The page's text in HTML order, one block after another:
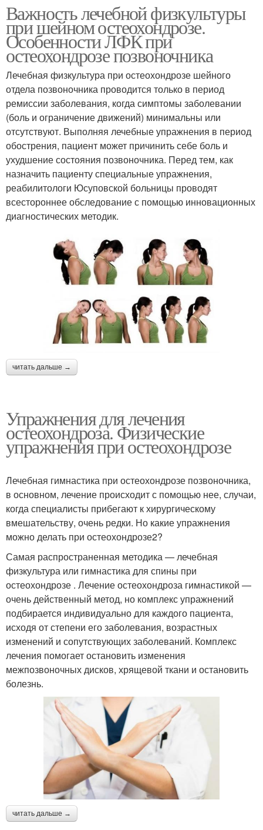
Важность лечебной физкультуры
при шейном остеохондрозе.
Особенности ЛФК при
остеохондрозе позвоночника
Лечебная физкультура при остеохондрозе шейного
отдела позвоночника проводится только в период
ремиссии заболевания, когда симптомы заболевании
(боль и ограничение движений) минимальны или
отсутствуют. Выполняя лечебные упражнения в период
обострения, пациент может причинить себе боль и
ухудшение состояния позвоночника. Перед тем, как
назначить пациенту специальные упражнения,
реабилитологи Юсуповской больницы проводят
всестороннее обследование с помощью инновационных
диагностических методик.
читать дальше →
Упражнения для лечения
остеохондроза. Физические
упражнения при остеохондрозе
Лечебная гимнастика при остеохондрозе позвоночника,
в основном, лечение происходит с помощью нее, случаи,
когда специалисты прибегают к хирургическому
вмешательству, очень редки. Но какие упражнения
можно делать при остеохондрозе2?
Самая распространенная методика — лечебная
физкультура или гимнастика для спины при
остеохондрозе . Лечение остеохондроза гимнастикой —
очень действенный метод, но комплекс упражнений
подбирается индивидуально для каждого пациента,
исходя от степени его заболевания, возрастных
изменений и сопутствующих заболеваний. Комплекс
лечения помогает остановить изменения
межпозвоночных дисков, хрящевой ткани и остановить
болезнь.
читать дальше →